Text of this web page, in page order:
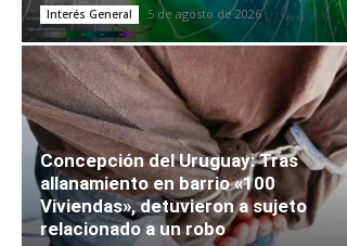
Interés General 5 de agosto de 2026
Concepción del Uruguay: Tras
allanamiento en barrio «100
Viviendas», detuvieron a sujeto
relacionado a un robo